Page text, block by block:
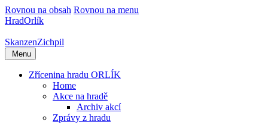
Rovnou na obsah Rovnou na menu
HradOrlík
SkanzenZichpil
Menu
Zřícenina hradu ORLÍK
Home
Akce na hradě
Archiv akcí
Zprávy z hradu